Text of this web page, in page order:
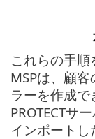
これらの手
MSPは、顧
ラーを作成で
PROTECTサ
インポートし